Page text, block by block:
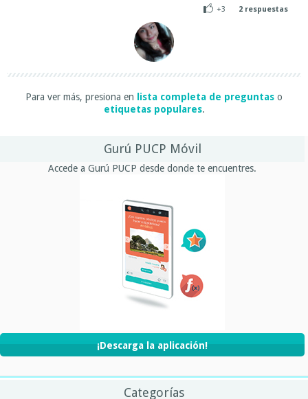
+3
2 respuestas
Para ver más, presiona en lista completa de preguntas o
etiquetas populares.
Gurú PUCP Móvil
Accede a Gurú PUCP desde donde te encuentres.
¡Descarga la aplicación!
Categorías